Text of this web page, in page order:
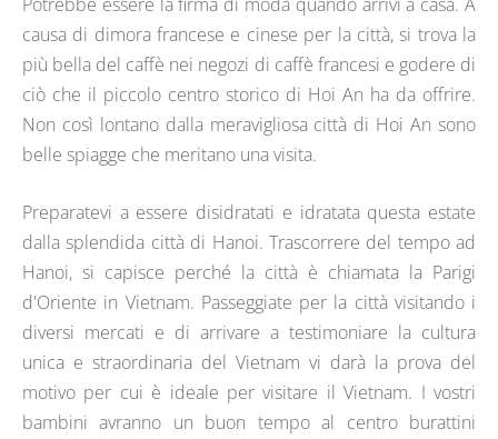
causa di dimora francese e cinese per la città, si trova la
più bella del caffè nei negozi di caffè francesi e godere di
ciò che il piccolo centro storico di Hoi An ha da offrire.
Non così lontano dalla meravigliosa città di Hoi An sono
belle spiagge che meritano una visita.
Preparatevi a essere disidratati e idratata questa estate
dalla splendida città di Hanoi. Trascorrere del tempo ad
Hanoi, si capisce perché la città è chiamata la Parigi
d'Oriente in Vietnam. Passeggiate per la città visitando i
diversi mercati e di arrivare a testimoniare la cultura
unica e straordinaria del Vietnam vi darà la prova del
motivo per cui è ideale per visitare il Vietnam. I vostri
bambini avranno un buon tempo al centro burattini